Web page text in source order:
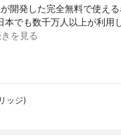
開発した完全無料で使え
本でも数千万人以上が利用
を見る
ッジ)